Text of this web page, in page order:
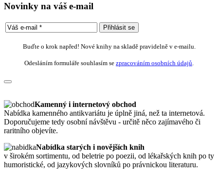
Novinky na váš e-mail
Buďte o krok napřed! Nové knihy na skladě pravidelně v e-mailu.
Odesláním formuláře souhlasím se zpracováním osobních údajů
Kamenný i internetový obchod
Nabídka kamenného antikvariátu je úplně jiná, než ta internetová.
Doporučujeme tedy osobní návštěvu - určitě něco zajímavého či
raritního objevíte.
Nabídka starých i novějších knih
v širokém sortimentu, od beletrie po poezii, od lékařských knih po ty
humoristické, od jazykových slovníků po právnickou literaturu.